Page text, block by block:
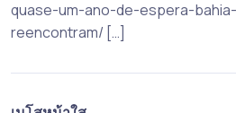
quase-um-ano-de-espera-
reencontram/ […]